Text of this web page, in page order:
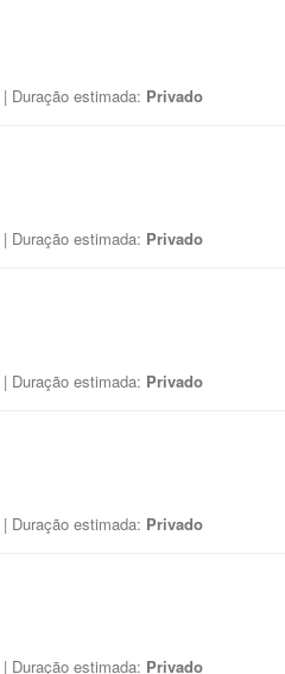
| Duração estimada: Privado
| Duração estimada: Privado
| Duração estimada: Privado
| Duração estimada: Privado
| Duração estimada: Privado